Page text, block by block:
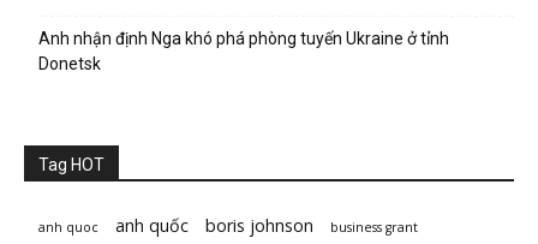
Anh nhận định Nga khó phá phòng tuyến Ukraine ở tỉnh
Donetsk
Tag HOT
anh quoc anh quốc boris johnson business grant